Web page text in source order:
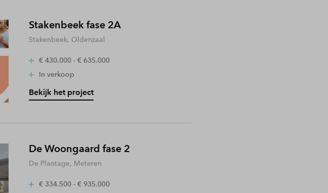
Stakenbeek fase 2A
Stakenbeek, Oldenzaal
€ 430.000 - € 635.000
In verkoop
Bekijk het project
De Woongaard fase 2
De Plantage, Meteren
€ 334.500 - € 935.000